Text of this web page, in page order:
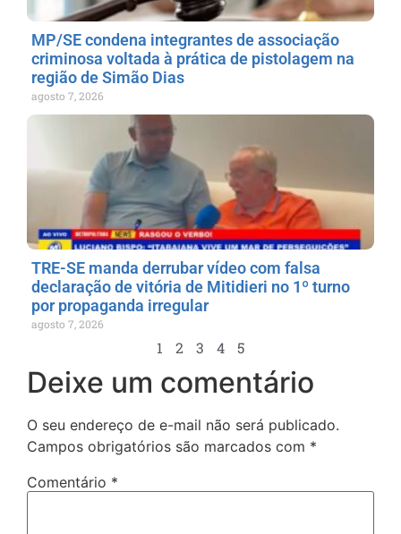
MP/SE condena integrantes de associação
criminosa voltada à prática de pistolagem na
região de Simão Dias
agosto 7, 2026
TRE-SE manda derrubar vídeo com falsa
declaração de vitória de Mitidieri no 1º turno
por propaganda irregular
agosto 7, 2026
1 2 3 4 5
Deixe um comentário
O seu endereço de e-mail não será publicado.
Campos obrigatórios são marcados com *
Comentário *